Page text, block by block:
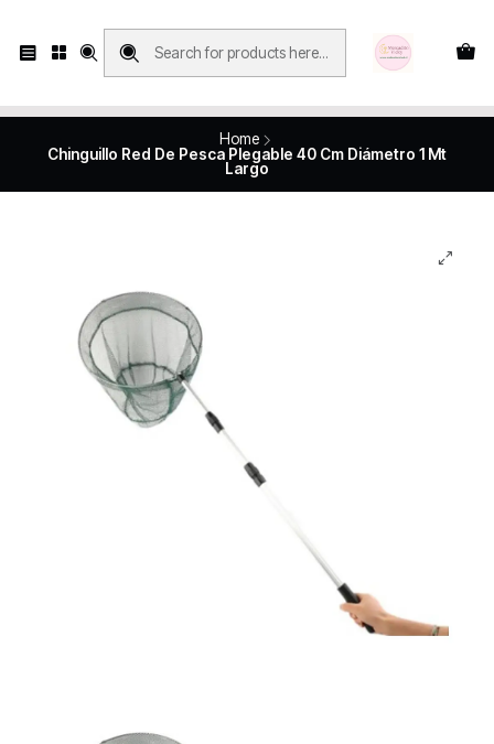
Home
Chinguillo Red De Pesca Plegable 40 Cm Diámetro 1 Mt
Largo